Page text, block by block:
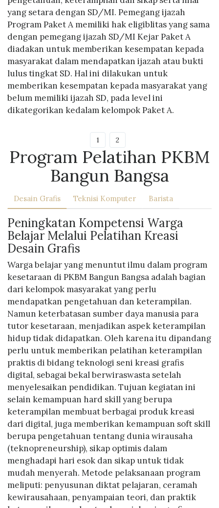
yang setara dengan SD/MI. Pemegang ijazah
Program Paket A memiliki hak eligiblitas yang sama
dengan pemegang ijazah SD/MI Kejar Paket A
diadakan untuk memberikan kesempatan kepada
masyarakat dalam mendapatkan ijazah atau bukti
lulus tingkat SD. Hal ini dilakukan untuk
memberikan kesempatan kepada masyarakat yang
belum memiliki ijazah SD, pada level ini
dikategorikan kedalam kelompok Paket A.
1 2
Program Pelatihan PKBM
Bangun Bangsa
Desain Grafis Teknisi Komputer Barista
Peningkatan Kompetensi Warga
Belajar Melalui Pelatihan Kreasi
Desain Grafis
Warga belajar yang menuntut ilmu dalam program
kesetaraan di PKBM Bangun Bangsa adalah bagian
dari kelompok masyarakat yang perlu
mendapatkan pengetahuan dan keterampilan.
Namun keterbatasan sumber daya manusia para
tutor kesetaraan, menjadikan aspek keterampilan
hidup tidak didapatkan. Oleh karena itu dipandang
perlu untuk memberikan pelatihan keterampilan
praktis di bidang teknologi seni kreasi grafis
digital, sebagai bekal berwiraswasta setelah
menyelesaikan pendidikan. Tujuan kegiatan ini
selain kemampuan hard skill yang berupa
keterampilan membuat berbagai produk kreasi
dari digital, juga memberikan kemampuan soft skill
berupa pengetahuan tentang dunia wirausaha
(teknopreneurship), sikap optimis dalam
menghadapi hari esok dan sikap untuk tidak
mudah menyerah. Metode pelaksanaan program
meliputi: penyusunan diktat pelajaran, ceramah
kewirausahaan, penyampaian teori, dan praktik